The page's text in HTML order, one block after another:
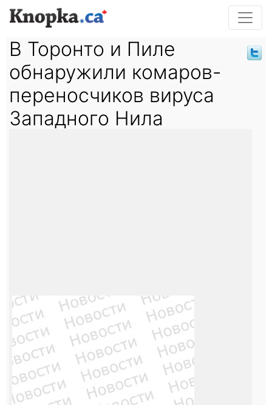
В Торонто и Пиле
обнаружили комаров-
переносчиков вируса
Западного Нила